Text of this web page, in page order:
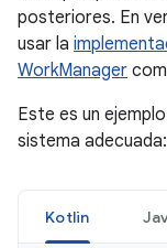
posteriores. En
usar la
WorkManager
Este es un
sistema adecuada:
Kotlin